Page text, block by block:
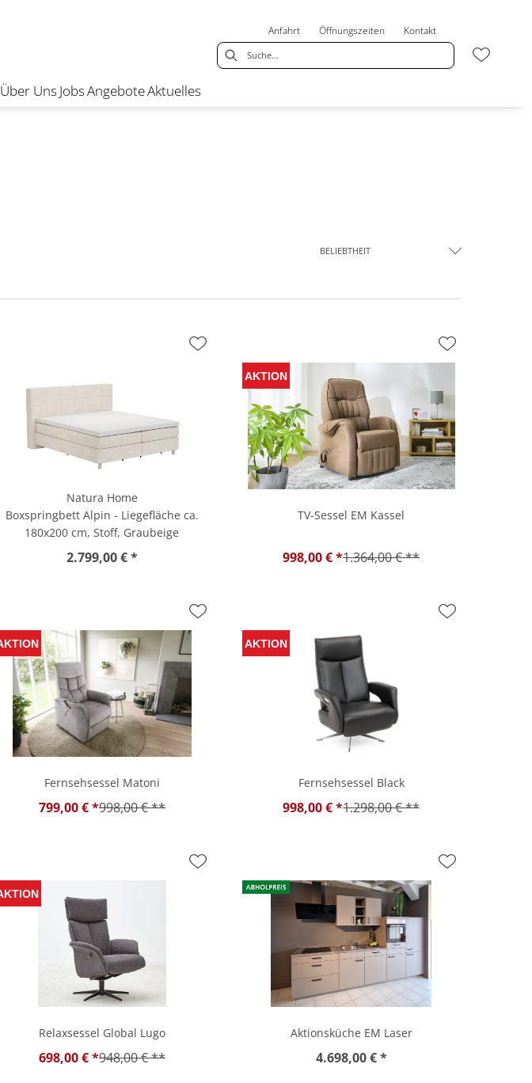
Anfahrt Öffnungszeiten Kontakt
Über UnsJobsAngeboteAktuelles
BELIEBTHEIT
Natura Home
Boxspringbett Alpin - Liegefläche ca.
180x200 cm, Stoff, Graubeige
2.799,00 € *
TV-Sessel EM Kassel
998,00 € *1.364,00 € **
Fernsehsessel Matoni
799,00 € *998,00 € **
Fernsehsessel Black
998,00 € *1.298,00 € **
Relaxsessel Global Lugo
698,00 € *948,00 € **
Aktionsküche EM Laser
4.698,00 € *